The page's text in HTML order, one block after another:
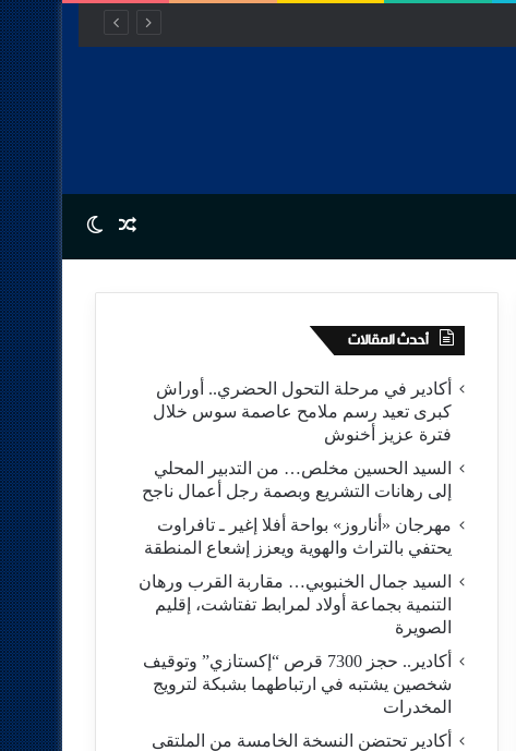
Random Article
Switch skin
أحدث المقالات
أكادير في مرحلة التحول الحضري.. أوراش
كبرى تعيد رسم ملامح عاصمة سوس خلال
فترة عزيز أخنوش
السيد الحسين مخلص… من التدبير المحلي
إلى رهانات التشريع وبصمة رجل أعمال ناجح
مهرجان «أناروز» بواحة أفلا إغير ـ تافراوت
يحتفي بالتراث والهوية ويعزز إشعاع المنطقة
السيد جمال الخنبوبي… مقاربة القرب ورهان
التنمية بجماعة أولاد لمرابط تفتاشت، إقليم
الصويرة
أكادير.. حجز 7300 قرص “إكستازي” وتوقيف
شخصين يشتبه في ارتباطهما بشبكة لترويج
المخدرات
أكادير تحتضن النسخة الخامسة من الملتقى